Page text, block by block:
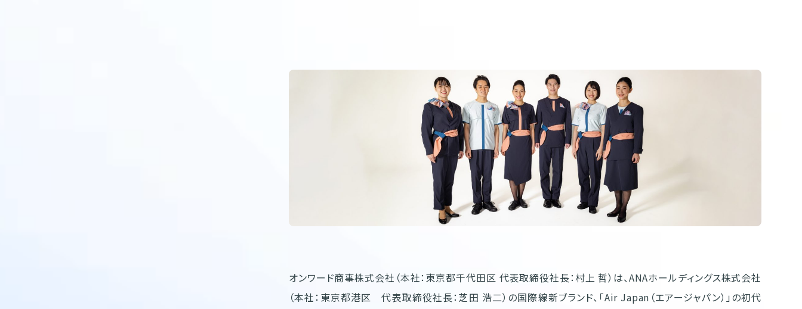
オンワード商事株式会社（本社：東京都千代田区 代表取締役社長：村上 哲）は、ANAホールディングス株式会社
（本社：東京都港区 代表取締役社長：芝田 浩二）の国際線新ブランド、「Air Japan（エアージャパン）」の初代